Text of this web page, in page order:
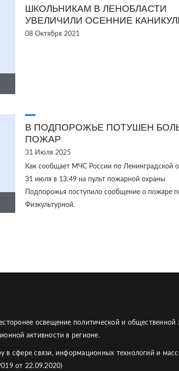
ШКОЛЬНИКАМ В ЛЕНОБЛАСТИ
УВЕЛИЧИЛИ ОСЕННИЕ
08 Октября 2021
В ПОДПОРОЖЬЕ ПОТУШЕН
ПОЖАР
31 Июля 2025
Как сообщает МЧС России по Ленинградской
31 июля в 13:49 на пульт пожарной охраны
Подпорожья поступило сообщение о пожаре
Физкультурной.
освещение политической и общественной
активности в регионе.
в сфере связи, информационных технологий и
от 22.09.2020)